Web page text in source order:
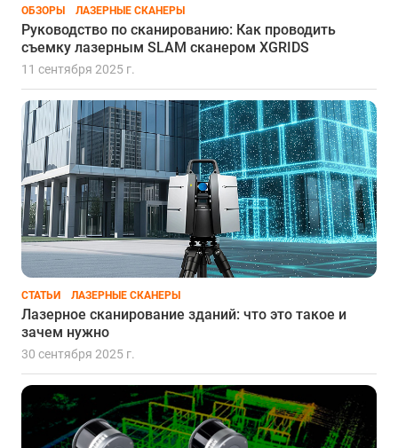
ОБЗОРЫ ЛАЗЕРНЫЕ СКАНЕРЫ
Руководство по сканированию: Как проводить
съемку лазерным SLAM сканером XGRIDS
11 сентября 2025 г.
СТАТЬИ ЛАЗЕРНЫЕ СКАНЕРЫ
Лазерное сканирование зданий: что это такое и
зачем нужно
30 сентября 2025 г.